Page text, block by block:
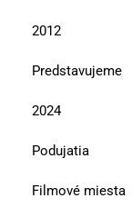
2012
Predstavujeme
2024
Podujatia
Filmové miesta